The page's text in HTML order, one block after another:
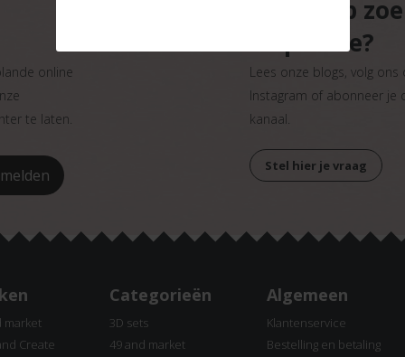
online
te laten.
Ben jij op
inspiratie?
Lees onze blogs, volg
Instagram of abonneer je
kanaal.
Stel hier je vraag
market
Create
Categorieën
3D sets
49 and market
Algemeen
Klantenservice
Bestelling en betaling